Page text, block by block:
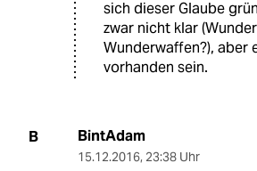
sich dieser Glaube
zwar nicht klar (Wunder
Wunderwaffen?), aber
vorhanden sein.
B BintAdam
15.12.2016, 23:38 Uhr